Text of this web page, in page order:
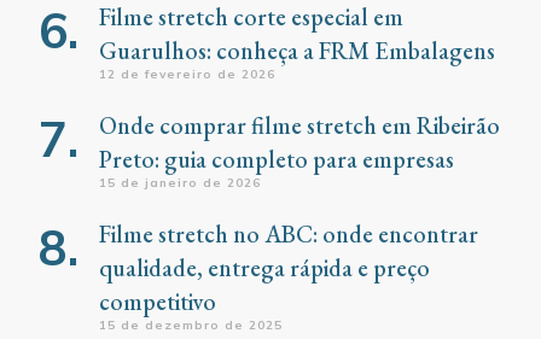
Filme stretch corte especial em
Guarulhos: conheça a FRM Embalagens
12 de fevereiro de 2026
Onde comprar filme stretch em Ribeirão
Preto: guia completo para empresas
15 de janeiro de 2026
Filme stretch no ABC: onde encontrar
qualidade, entrega rápida e preço
competitivo
15 de dezembro de 2025